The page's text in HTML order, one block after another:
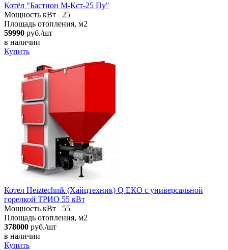
Котёл "Бастион М-Кст-25 Пу"
Мощность кВт
25
Площадь отопления, м2
59990 руб./шт
в наличии
Купить
Котел Heiztechnik (Хайцтехник) Q ЕКO с универсальной
горелкой ТРИО 55 кВт
Мощность кВт
55
Площадь отопления, м2
378000 руб./шт
в наличии
Купить